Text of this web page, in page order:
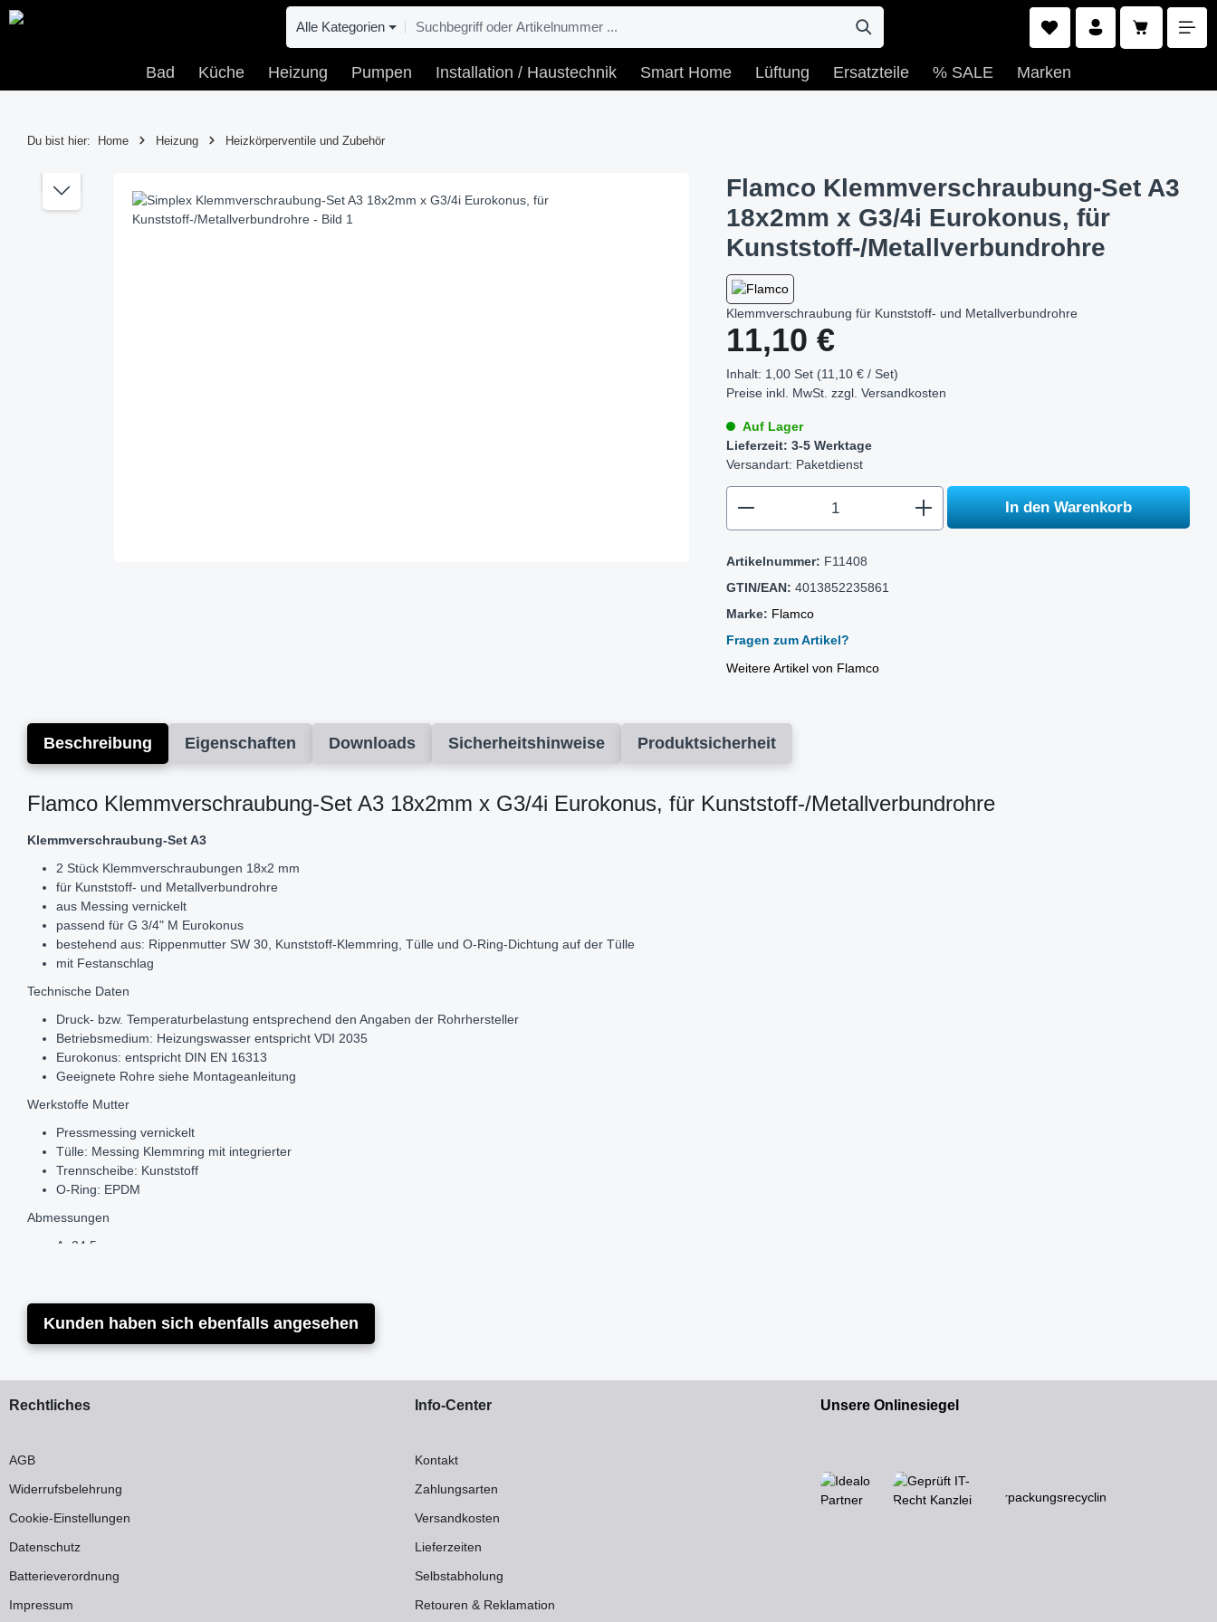
Hauptinhalt springen
Zur Suche springen
Zur Hauptnavigation springen
Alle Kategorien
Bad Küche Heizung Pumpen Installation / Haustechnik Smart Home Lüftung Ersatzteile % SALE Marken
Du bist hier: Home Heizung Heizkörperventile und Zubehör
Flamco Klemmverschraubung-Set A3
18x2mm x G3/4i Eurokonus, für
Kunststoff-/Metallverbundrohre
Klemmverschraubung für Kunststoff- und Metallverbundrohre
11,10 €
Inhalt: 1,00 Set (11,10 € / Set)
Preise inkl. MwSt. zzgl.Versandkosten
Auf Lager
Lieferzeit: 3-5 Werktage
Versandart: Paketdienst
In den Warenkorb
Artikelnummer: F11408
GTIN/EAN: 4013852235861
Marke: Flamco
Fragen zum Artikel?
Weitere Artikel von Flamco
Beschreibung Eigenschaften Downloads Sicherheitshinweise Produktsicherheit
Flamco Klemmverschraubung-Set A3 18x2mm x G3/4i Eurokonus, für Kunststoff-/Metallverbundrohre
Klemmverschraubung-Set A3
2 Stück Klemmverschraubungen 18x2 mm
für Kunststoff- und Metallverbundrohre
aus Messing vernickelt
passend für G 3/4" M Eurokonus
bestehend aus: Rippenmutter SW 30, Kunststoff-Klemmring, Tülle und O-Ring-Dichtung auf der Tülle
mit Festanschlag
Technische Daten
Druck- bzw. Temperaturbelastung entsprechend den Angaben der Rohrhersteller
Betriebsmedium: Heizungswasser entspricht VDI 2035
Eurokonus: entspricht DIN EN 16313
Geeignete Rohre siehe Montageanleitung
Werkstoffe Mutter
Pressmessing vernickelt
Tülle: Messing Klemmring mit integrierter
Trennscheibe: Kunststoff
O-Ring: EPDM
Abmessungen
A: 24,5 mm
E: G 3/4" F
F (SW): 30 mm
Marke: Flamco
Kunden haben sich ebenfalls angesehen
Rechtliches
AGB
Widerrufsbelehrung
Cookie-Einstellungen
Datenschutz
Batterieverordnung
Impressum
Info-Center
Kontakt
Zahlungsarten
Versandkosten
Lieferzeiten
Selbstabholung
Retouren & Reklamation
Unsere Onlinesiegel